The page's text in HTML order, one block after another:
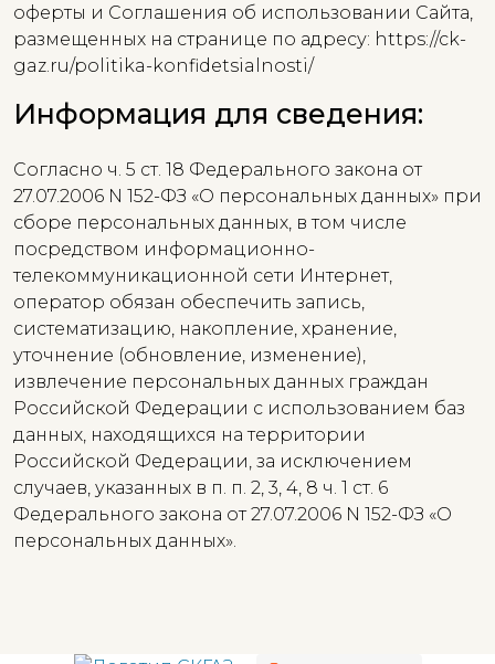
оферты и Соглашения об использовании Сайта,
размещенных на странице по адресу: https://ck-
gaz.ru/politika-konfidetsialnosti/
Информация для сведения:
Согласно ч. 5 ст. 18 Федерального закона от
27.07.2006 N 152-ФЗ «О персональных данных» при
сборе персональных данных, в том числе
посредством информационно-
телекоммуникационной сети Интернет,
оператор обязан обеспечить запись,
систематизацию, накопление, хранение,
уточнение (обновление, изменение),
извлечение персональных данных граждан
Российской Федерации с использованием баз
данных, находящихся на территории
Российской Федерации, за исключением
случаев, указанных в п. п. 2, 3, 4, 8 ч. 1 ст. 6
Федерального закона от 27.07.2006 N 152-ФЗ «О
персональных данных».